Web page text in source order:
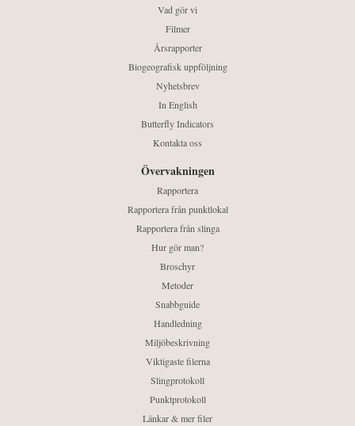
Vad gör vi
Filmer
Årsrapporter
Biogeografisk uppföljning
Nyhetsbrev
In English
Butterfly Indicators
Kontakta oss
Övervakningen
Rapportera
Rapportera från punktlokal
Rapportera från slinga
Hur gör man?
Broschyr
Metoder
Snabbguide
Handledning
Miljöbeskrivning
Viktigaste filerna
Slingprotokoll
Punktprotokoll
Länkar & mer filer